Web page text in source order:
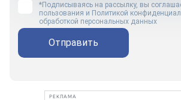
*Подписываясь на рассылку, вы
пользования и Политикой
обработкой персональных данных
Отправить
РЕКЛАМА